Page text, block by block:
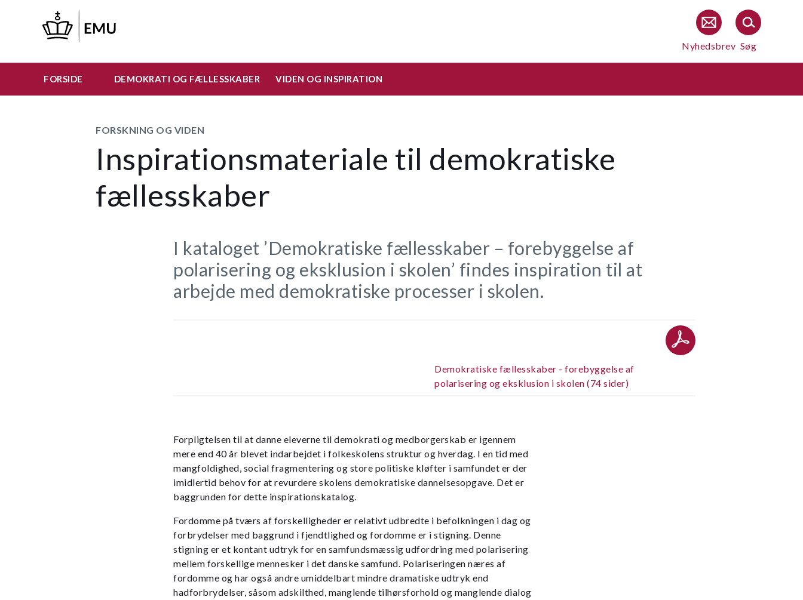
hovedindhold
Nyhedsbrev Søg
FORSIDE DEMOKRATI OG FÆLLESSKABER VIDEN OG INSPIRATION
FORSKNING OG VIDEN
Inspirationsmateriale til demokratiske
fællesskaber
I kataloget ’Demokratiske fællesskaber – forebyggelse af
polarisering og eksklusion i skolen’ findes inspiration til at
arbejde med demokratiske processer i skolen.
Demokratiske fællesskaber - forebyggelse af
polarisering og eksklusion i skolen (74 sider)
Forpligtelsen til at danne eleverne til demokrati og medborgerskab er igennem
mere end 40 år blevet indarbejdet i folkeskolens struktur og hverdag. I en tid med
mangfoldighed, social fragmentering og store politiske kløfter i samfundet er der
imidlertid behov for at revurdere skolens demokratiske dannelsesopgave. Det er
baggrunden for dette inspirationskatalog.
Fordomme på tværs af forskelligheder er relativt udbredte i befolkningen i dag og
forbrydelser med baggrund i fjendtlighed og fordomme er i stigning. Denne
stigning er et kontant udtryk for en samfundsmæssig udfordring med polarisering
mellem forskellige mennesker i det danske samfund. Polariseringen næres af
fordomme og har også andre umiddelbart mindre dramatiske udtryk end
hadforbrydelser, såsom adskilthed, manglende tilhørsforhold og manglende dialog